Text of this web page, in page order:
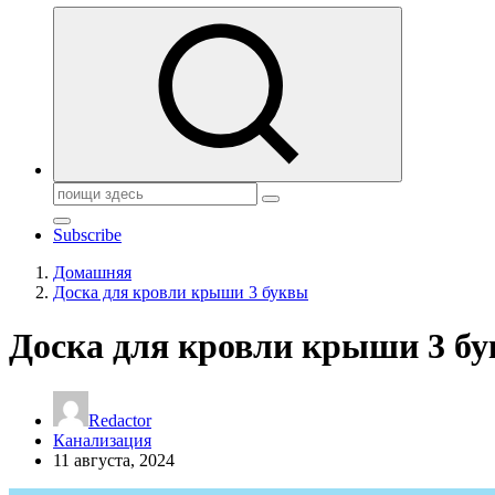
Поиск:
Subscribe
Домашняя
Доска для кровли крыши 3 буквы
Доска для кровли крыши 3
Redactor
Канализация
11 августа, 2024